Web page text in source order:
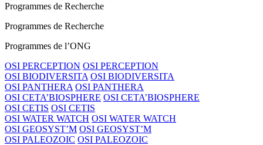
Programmes de Recherche
Programmes de Recherche
Programmes de l’ONG
OSI PERCEPTION OSI PERCEPTION
OSI BIODIVERSITA OSI BIODIVERSITA
OSI PANTHERA OSI PANTHERA
OSI CETA’BIOSPHERE OSI CETA’BIOSPHERE
OSI CETIS OSI CETIS
OSI WATER WATCH OSI WATER WATCH
OSI GEOSYST’M OSI GEOSYST’M
OSI PALEOZOIC OSI PALEOZOIC